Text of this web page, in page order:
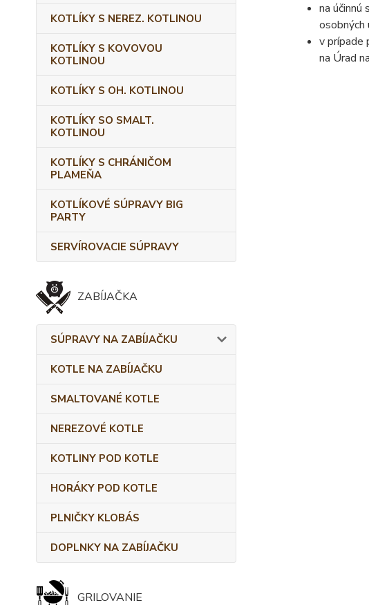
KOTLÍKY S NEREZ. KOTLINOU
KOTLÍKY S KOVOVOU
KOTLINOU
KOTLÍKY S OH. KOTLINOU
KOTLÍKY SO SMALT.
KOTLINOU
KOTLÍKY S CHRÁNIČOM
PLAMEŇA
KOTLÍKOVÉ SÚPRAVY BIG
PARTY
SERVÍROVACIE SÚPRAVY
ZABÍJAČKA
SÚPRAVY NA ZABÍJAČKU
KOTLE NA ZABÍJAČKU
SMALTOVANÉ KOTLE
NEREZOVÉ KOTLE
KOTLINY POD KOTLE
HORÁKY POD KOTLE
PLNIČKY KLOBÁS
DOPLNKY NA ZABÍJAČKU
GRILOVANIE
na účinnú
v prípade
na Úrad